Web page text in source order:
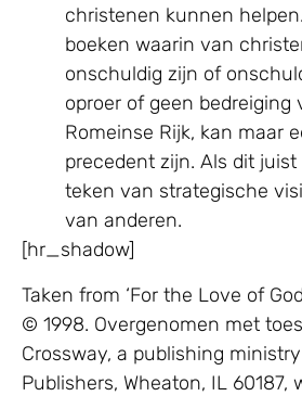
christenen kunnen
boeken waarin van
onschuldig zijn of
oproer of geen bedreiging
Romeinse Rijk, kan maar
precedent zijn. Als dit
teken van strategische
van anderen.
[hr_shadow]
Taken from ‘For the Love of
© 1998. Overgenomen met
Crossway, a publishing
Publishers, Wheaton, IL 60187,